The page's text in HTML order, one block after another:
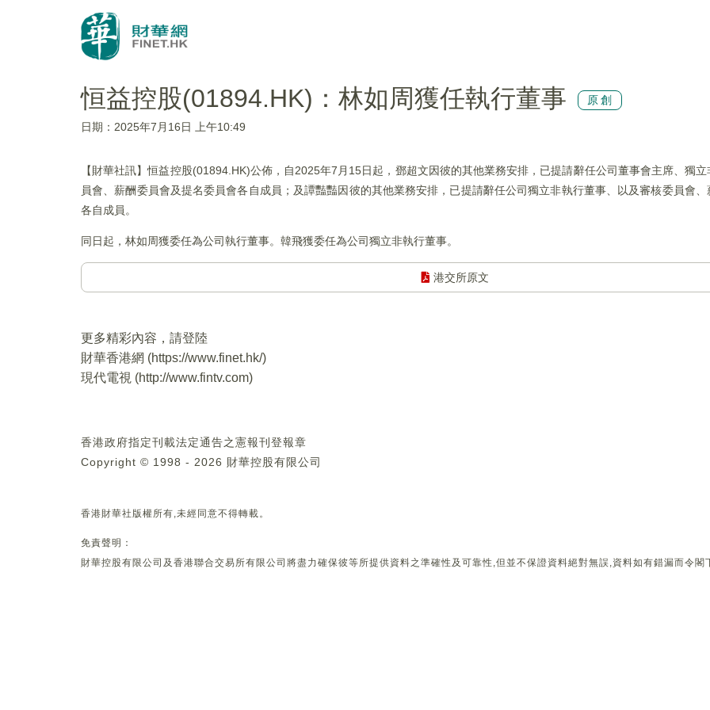
恒益控股(01894.HK)：林如周獲任執行董事 原創
日期：2025年7月16日 上午10:49
【財華社訊】恒益控股(01894.HK)公佈，自2025年7月15日起，鄧超文因彼的其他業務安排，已提請辭任公司董事會主席、獨
員會、薪酬委員會及提名委員會各自成員；及譚豔豔因彼的其他業務安排，已提請辭任公司獨立非執行董事、以及審核委員會
各自成員。
同日起，林如周獲委任為公司執行董事。韓飛獲委任為公司獨立非執行董事。
港交所原文
更多精彩內容，請登陸
財華香港網 (https://www.finet.hk/)
現代電視 (http://www.fintv.com)
香港政府指定刊載法定通告之憲報刊登報章
Copyright © 1998 - 2026 財華控股有限公司
香港財華社版權所有,未經同意不得轉載。
免責聲明：
財華控股有限公司及香港聯合交易所有限公司將盡力確保彼等所提供資料之準確性及可靠性,但並不保證資料絕對無誤,資料如有錯漏而令閣